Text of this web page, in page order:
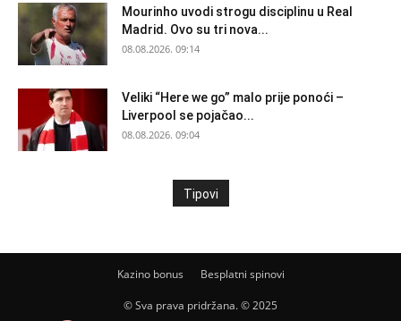
Mourinho uvodi strogu disciplinu u Real
Madrid. Ovo su tri nova...
08.08.2026. 09:14
Veliki “Here we go” malo prije ponoći –
Liverpool se pojačao...
08.08.2026. 09:04
Tipovi
Kazino bonus Besplatni spinovi
© Sva prava pridržana. © 2025